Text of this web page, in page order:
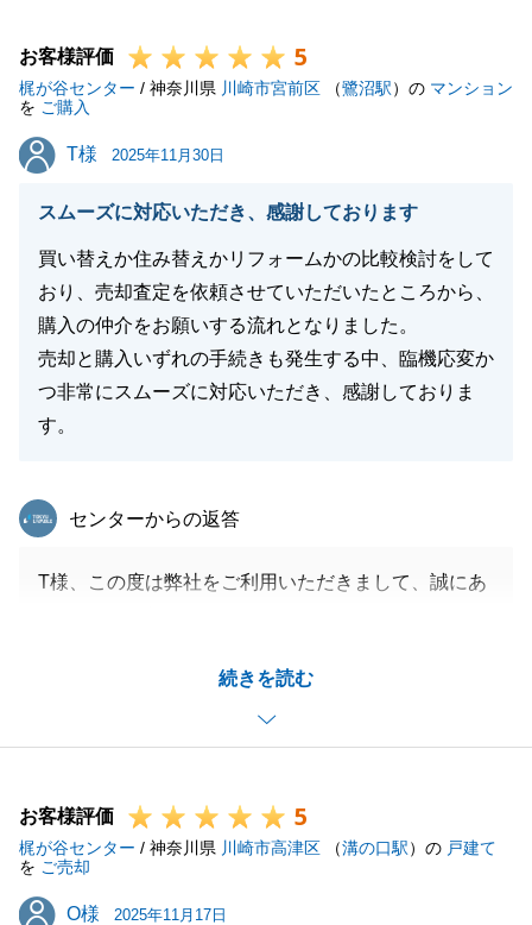
お客様評価 5
梶が谷センター / 神奈川県 川崎市宮前区 （鷺沼駅）の マンション
を ご購入
T様
T様 2025年11月30日
スムーズに対応いただき、感謝しております
買い替えか住み替えかリフォームかの比較検討をして
おり、売却査定を依頼させていただいたところから、
購入の仲介をお願いする流れとなりました。
売却と購入いずれの手続きも発生する中、臨機応変か
つ非常にスムーズに対応いただき、感謝しておりま
す。
続きを読む
東急リバブル
センターからの返答
T様、この度は弊社をご利用いただきまして、誠にあ
たのもT様のご協力あってでございます。
お忙しい中での色々なお手続きにご協力いただきまし
て、感謝申し上げます。
き続きよろしくお願いいたします。
お客様評価 5
梶が谷センター / 神奈川県 川崎市高津区 （溝の口駅）の 戸建て
を ご売却
O様
O様 2025年11月17日